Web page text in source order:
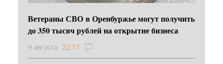
Ветераны СВО в Оренбуржье могут получить
до 350 тысяч рублей на открытие бизнеса
9 августа 22:17